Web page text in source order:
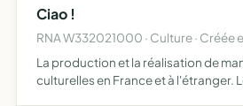
Ciao !
RNA W332021000 · Culture · Créée
La production et la réalisation de
culturelles en France et à l'étranger.